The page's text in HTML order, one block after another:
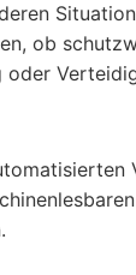
ob